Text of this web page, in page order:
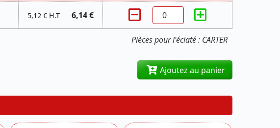
Pièces pour l'éclaté : CARTER
5,12 € H.T 6,14 €
Ajoutez au panier